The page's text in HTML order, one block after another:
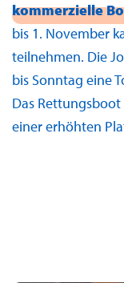
kommerzielle
bis 1. November
teilnehmen. Die
bis Sonntag eine
Das
einer erhöhten